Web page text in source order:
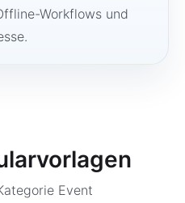
Workflows und
Event